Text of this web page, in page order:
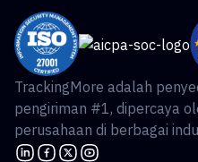
TrackingMore adalah
pengiriman #1, dipercaya
perusahaan di berbagai